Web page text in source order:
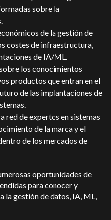
sobre la
de la gestión de
costes de infraestructura,
de IA/ML.
los conocimientos
productos que entran en el
de las implantaciones de
red de expertos en sistemas
de la marca y el
de los mercados de
oportunidades de
para conocer y
la gestión de datos, IA, ML,